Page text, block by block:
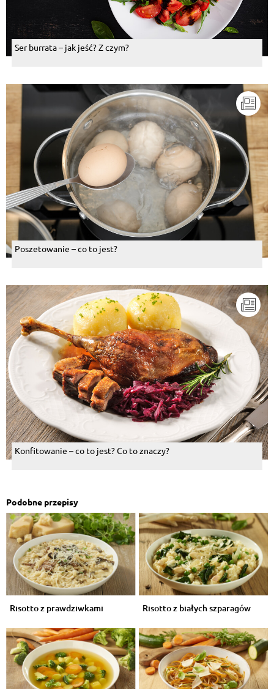
Ser burrata – jak jeść? Z czym?
Poszetowanie – co to jest?
Konfitowanie – co to jest? Co to znaczy?
Podobne przepisy
Risotto z prawdziwkami Risotto z białych szparagów